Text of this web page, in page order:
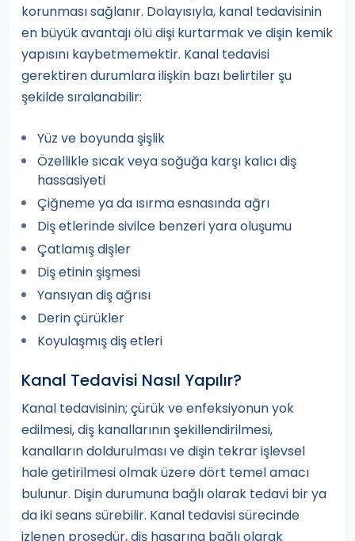
korunması sağlanır. Dolayısıyla, kanal tedavisinin
en büyük avantajı ölü dişi kurtarmak ve dişin kemik
yapısını kaybetmemektir. Kanal tedavisi
gerektiren durumlara ilişkin bazı belirtiler şu
şekilde sıralanabilir:
Yüz ve boyunda şişlik
Özellikle sıcak veya soğuğa karşı kalıcı diş
hassasiyeti
Çiğneme ya da ısırma esnasında ağrı
Diş etlerinde sivilce benzeri yara oluşumu
Çatlamış dişler
Diş etinin şişmesi
Yansıyan diş ağrısı
Derin çürükler
Koyulaşmış diş etleri
Kanal Tedavisi Nasıl Yapılır?
Kanal tedavisinin; çürük ve enfeksiyonun yok
edilmesi, diş kanallarının şekillendirilmesi,
kanalların doldurulması ve dişin tekrar işlevsel
hale getirilmesi olmak üzere dört temel amacı
bulunur. Dişin durumuna bağlı olarak tedavi bir ya
da iki seans sürebilir. Kanal tedavisi sürecinde
izlenen prosedür, diş hasarına bağlı olarak